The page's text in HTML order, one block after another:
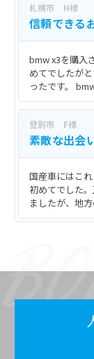
札幌市 H様
信頼できる
bmw x3を購入
めてでしたが
ったです。
登別市 F様
素敵な出会
国産車にはこ
初めてでした
ましたが、地